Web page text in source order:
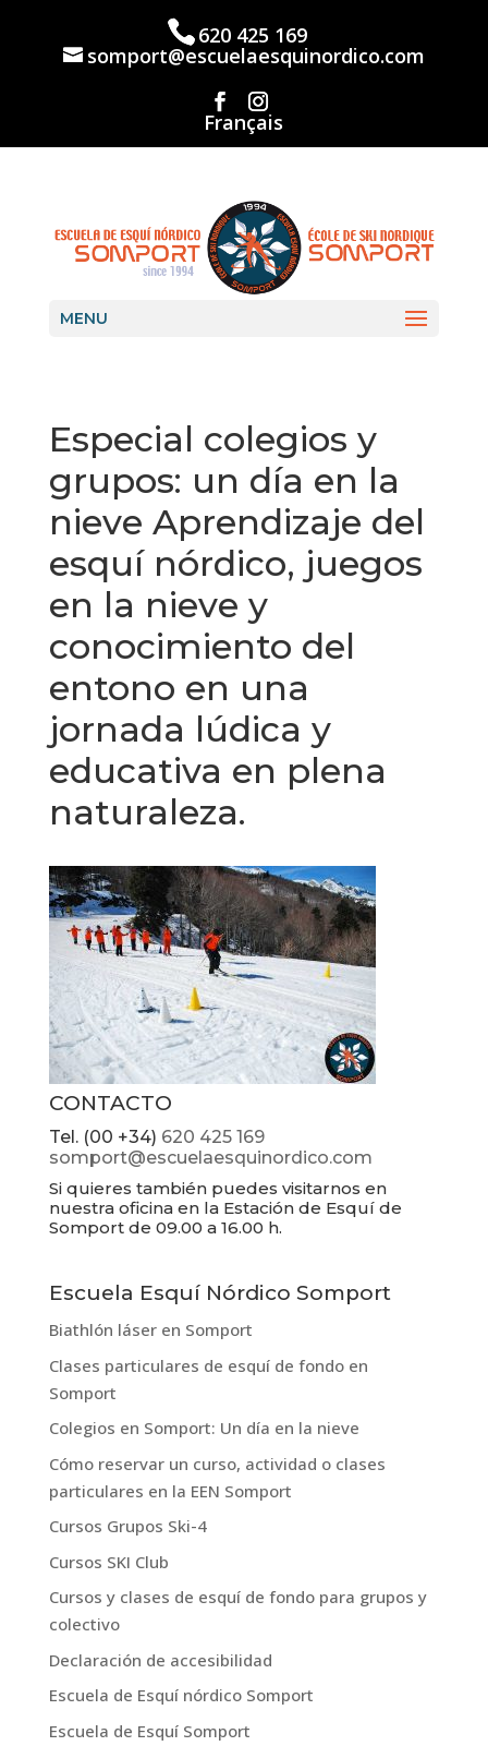
620 425 169
somport@escuelaesquinordico.com
Français
MENU
Especial colegios y
grupos: un día en la
nieve Aprendizaje del
esquí nórdico, juegos
en la nieve y
conocimiento del
entono en una
jornada lúdica y
educativa en plena
naturaleza.
CONTACTO
Tel. (00 +34) 620 425 169
somport@escuelaesquinordico.com
Si quieres también puedes visitarnos en
nuestra oficina en la Estación de Esquí de
Somport de 09.00 a 16.00 h.
Escuela Esquí Nórdico Somport
Biathlón láser en Somport
Clases particulares de esquí de fondo en
Somport
Colegios en Somport: Un día en la nieve
Cómo reservar un curso, actividad o clases
particulares en la EEN Somport
Cursos Grupos Ski-4
Cursos SKI Club
Cursos y clases de esquí de fondo para grupos y
colectivo
Declaración de accesibilidad
Escuela de Esquí nórdico Somport
Escuela de Esquí Somport